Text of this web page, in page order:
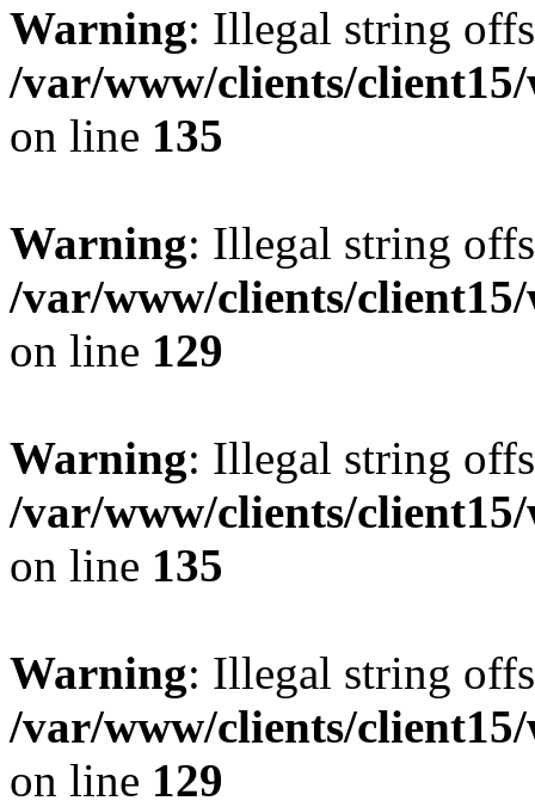
Warning: Illegal string
/var/www/clients/
on line 135
Warning: Illegal string
/var/www/clients/
on line 129
Warning: Illegal string
/var/www/clients/
on line 135
Warning: Illegal string
/var/www/clients/
on line 129